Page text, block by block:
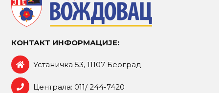
КОНТАКТ ИНФОРМАЦИЈЕ:
Устаничка 53, 11107 Београд
Централа: 011/ 244-7420